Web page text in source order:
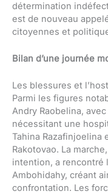
détermination
est de nouveau
citoyennes et
Bilan d’une journée
Les blessures et
Parmi les figures
Andry Raobelina,
nécessitant une
Tahina Razafinjoelina
Rakotovao. La
intention, a rencontré
Ambohidahy, créant
confrontation. Les